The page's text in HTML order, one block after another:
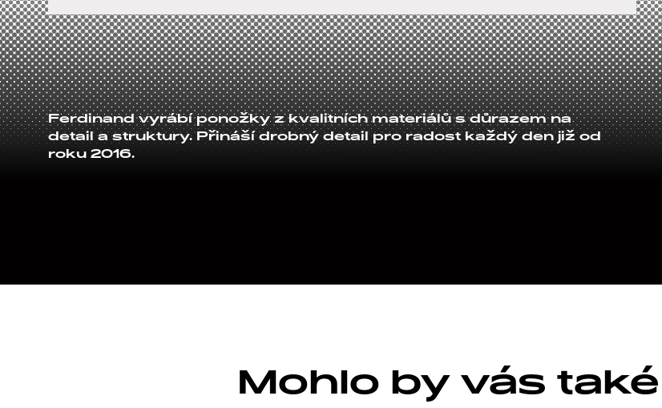
Ferdinand vyrábí ponožky z kvalitních materiálů s důrazem na
detail a struktury. Přináší drobný detail pro radost každý den již od
roku 2016.
Mohlo by vás